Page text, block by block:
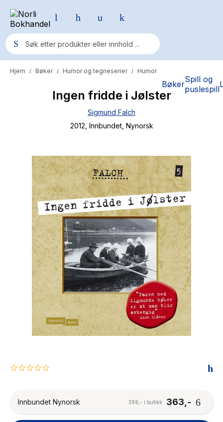
BøkerSpill og
puslespill
Populære søk
Pokemon
Fury Bound - Sable Sorensen
Elizabeth Strout
Hitster
Hypopressiv trening
The Housemaid
Hjem / Bøker / Humor og tegneserier / Humor
Ingen fridde i Jølster
Sigmund Falch
2012 , Innbundet, Nynorsk
0.0
Innbundet Nynorsk
363,-
399,- i butikk